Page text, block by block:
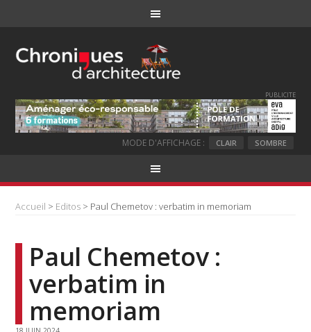
PUBLICITE
MODE D'AFFICHAGE : CLAIR SOMBRE
Accueil > Editos > Paul Chemetov : verbatim in memoriam
Paul Chemetov :
verbatim in
memoriam